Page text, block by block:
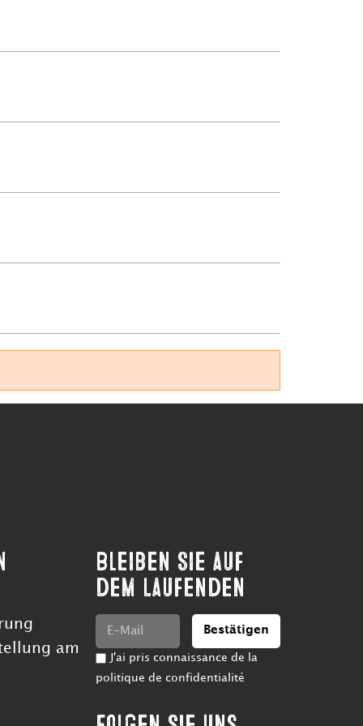
am
Bleiben Sie auf
dem Laufenden
Bestätigen
J'ai pris connaissance de la
politique de confidentialité